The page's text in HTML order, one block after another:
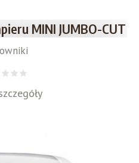
MINI JUMBO-CUT